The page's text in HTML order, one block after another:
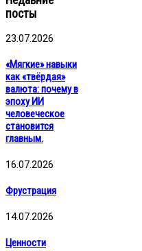
посты
23.07.2026
«Мягкие» навыки
как «твёрдая»
валюта: почему в
эпоху ИИ
человеческое
становится
главным.
16.07.2026
Фрустрация
14.07.2026
Ценности